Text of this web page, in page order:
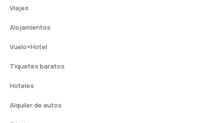
Viajes
Alojamientos
Vuelo+Hotel
Tiquetes baratos
Hoteles
Alquiler de autos